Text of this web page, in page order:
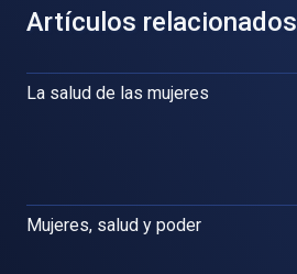
Artículos relacionados
La salud de las mujeres
Mujeres, salud y poder